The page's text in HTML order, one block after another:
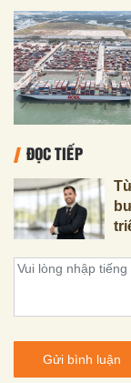
ĐỌC TIẾP
Gửi bình luận